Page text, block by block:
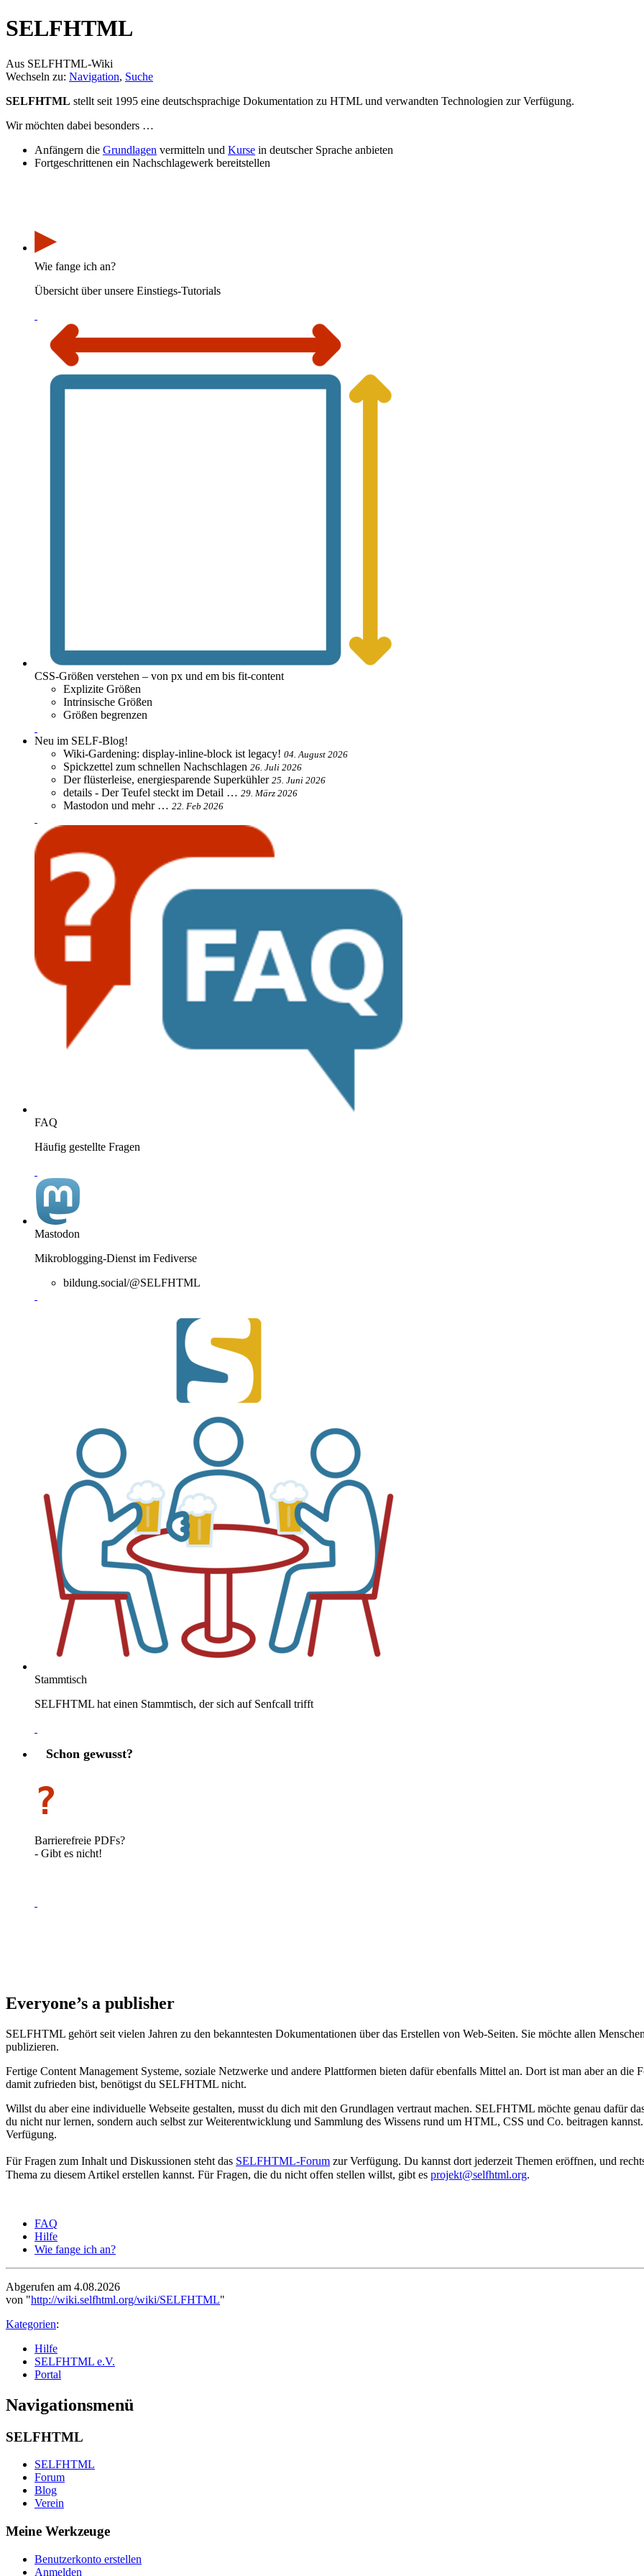
SELFHTML
Aus SELFHTML-Wiki
Wechseln zu: Navigation, Suche
SELFHTML stellt seit 1995 eine deutschsprachige Dokumentation zu HTML und verwandten Technologien zur Verfügung.
Wir möchten dabei besonders …
Anfängern die Grundlagen vermitteln und Kurse in deutscher Sprache anbieten
Fortgeschrittenen ein Nachschlagewerk bereitstellen
▶
Wie fange ich an?
Übersicht über unsere Einstiegs-Tutorials
CSS-Größen verstehen – von px und em bis fit-content
Explizite Größen
Intrinsische Größen
Größen begrenzen
Neu im SELF-Blog!
Wiki-Gardening: display-inline-block ist legacy! 04. August 2026
Spickzettel zum schnellen Nachschlagen 26. Juli 2026
Der flüsterleise, energiesparende Superkühler 25. Juni 2026
details - Der Teufel steckt im Detail … 29. März 2026
Mastodon und mehr … 22. Feb 2026
FAQ
Häufig gestellte Fragen
Mastodon
Mikroblogging-Dienst im Fediverse
bildung.social/@SELFHTML
Stammtisch
SELFHTML hat einen Stammtisch, der sich auf Senfcall trifft
Schon gewusst?
?
Barrierefreie PDFs?
- Gibt es nicht!
Everyone’s a publisher
SELFHTML gehört seit vielen Jahren zu den bekanntesten Dokumentationen über das Erstellen von Web-Seiten. Sie möchte allen
publizieren.
Fertige Content Management Systeme, soziale Netzwerke und andere Plattformen bieten dafür ebenfalls Mittel an. Dort ist man aber an
damit zufrieden bist, benötigst du SELFHTML nicht.
Willst du aber eine individuelle Webseite gestalten, musst du dich mit den Grundlagen vertraut machen. SELFHTML möchte genau dafür
du nicht nur lernen, sondern auch selbst zur Weiterentwicklung und Sammlung des Wissens rund um HTML, CSS und Co. beitragen
Verfügung.
Für Fragen zum Inhalt und Diskussionen steht das SELFHTML-Forum zur Verfügung. Du kannst dort jederzeit Themen eröffnen, und
Thema zu diesem Artikel erstellen kannst. Für Fragen, die du nicht offen stellen willst, gibt es projekt@selfhtml.org.
FAQ
Hilfe
Wie fange ich an?
Abgerufen am 4.08.2026
von "http://wiki.selfhtml.org/wiki/SELFHTML"
Kategorien:
Hilfe
SELFHTML e.V.
Portal
Navigationsmenü
SELFHTML
SELFHTML
Forum
Blog
Verein
Meine Werkzeuge
Benutzerkonto erstellen
Anmelden